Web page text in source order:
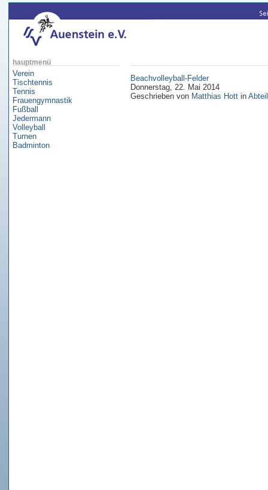
hauptmenü
Verein
Tischtennis
Tennis
Frauengymnastik
Fußball
Jedermann
Volleyball
Turnen
Badminton
Beachvolleyball-Felder
Donnerstag, 22. Mai 2014
Geschrieben von Matthias Hottin